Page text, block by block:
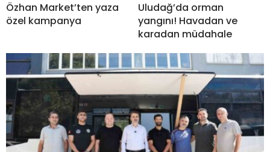
Özhan Market’ten yaza
özel kampanya
Uludağ’da orman
yangını! Havadan ve
karadan müdahale